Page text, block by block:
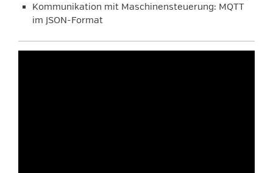
Kommunikation mit Maschinensteuerung: MQTT
im JSON-Format